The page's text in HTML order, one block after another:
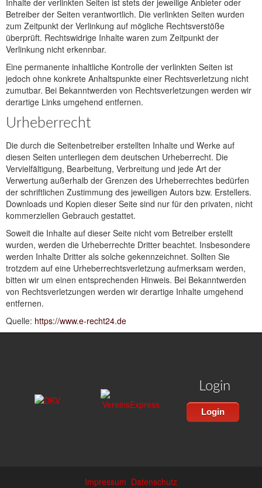
Inhalte der verlinkten Seiten ist stets der jeweilige Anbieter oder
Betreiber der Seiten verantwortlich. Die verlinkten Seiten wurden
zum Zeitpunkt der Verlinkung auf mögliche Rechtsverstöße
überprüft. Rechtswidrige Inhalte waren zum Zeitpunkt der
Verlinkung nicht erkennbar.
Eine permanente inhaltliche Kontrolle der verlinkten Seiten ist
jedoch ohne konkrete Anhaltspunkte einer Rechtsverletzung nicht
zumutbar. Bei Bekanntwerden von Rechtsverletzungen werden wir
derartige Links umgehend entfernen.
Urheberrecht
Die durch die Seitenbetreiber erstellten Inhalte und Werke auf
diesen Seiten unterliegen dem deutschen Urheberrecht. Die
Vervielfältigung, Bearbeitung, Verbreitung und jede Art der
Verwertung außerhalb der Grenzen des Urheberrechtes bedürfen
der schriftlichen Zustimmung des jeweiligen Autors bzw. Erstellers.
Downloads und Kopien dieser Seite sind nur für den privaten, nicht
kommerziellen Gebrauch gestattet.
Soweit die Inhalte auf dieser Seite nicht vom Betreiber erstellt
wurden, werden die Urheberrechte Dritter beachtet. Insbesondere
werden Inhalte Dritter als solche gekennzeichnet. Sollten Sie
trotzdem auf eine Urheberrechtsverletzung aufmerksam werden,
bitten wir um einen entsprechenden Hinweis. Bei Bekanntwerden
von Rechtsverletzungen werden wir derartige Inhalte umgehend
entfernen.
Quelle: https://www.e-recht24.de
Login
Login
Impressum Datenschutz